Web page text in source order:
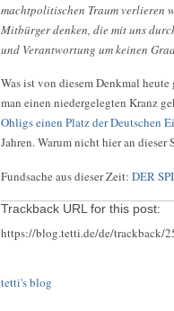
machtpolitischen Traum verlieren
Mitbürger denken, die mit uns
und Verantwortung um keinen
Was ist von diesem Denkmal
man einen niedergelegten Kranz
Ohligs einen Platz der Deutschen
Jahren. Warum nicht hier an dieser
Fundsache aus dieser Zeit: DER
Trackback URL for this post:
https://blog.tetti.de/de/trackback/
tetti's blog